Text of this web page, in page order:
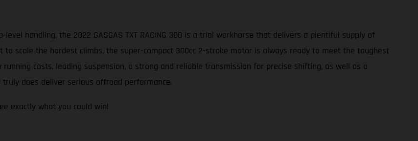
handling, the 2022 GASGAS TXT RACING 300 is a trial workhorse that delivers a plentiful supply of
scale the hardest climbs, the super-compact 300cc 2-stroke motor is always ready to meet the toughest
costs, leading suspension, a strong and reliable transmission for precise shifting, as well as a
truly does deliver serious offroad performance.
exactly what you could win!